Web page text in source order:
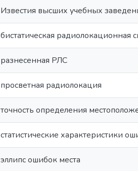
Известия высших учебных
бистатическая радиолокационная
разнесенная РЛС
просветная радиолокация
точность определения
статистические характеристики
эллипс ошибок места